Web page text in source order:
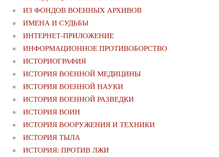
ИЗ ФОНДОВ ВОЕННЫХ АРХИВОВ
ИМЕНА И СУДЬБЫ
ИНТЕРНЕТ-ПРИЛОЖЕНИЕ
ИНФОРМАЦИОННОЕ ПРОТИВОБОРСТВО
ИСТОРИОГРАФИЯ
ИСТОРИЯ ВОЕННОЙ МЕДИЦИНЫ
ИСТОРИЯ ВОЕННОЙ НАУКИ
ИСТОРИЯ ВОЕННОЙ РАЗВЕДКИ
ИСТОРИЯ ВОИН
ИСТОРИЯ ВООРУЖЕНИЯ И ТЕХНИКИ
ИСТОРИЯ ТЫЛА
ИСТОРИЯ: ПРОТИВ ЛЖИ